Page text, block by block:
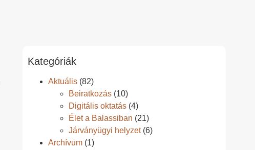
Kategóriák
Aktuális (82)
Beiratkozás (10)
Digitális oktatás (4)
Élet a Balassiban (21)
Járványügyi helyzet(6)
Archívum (1)